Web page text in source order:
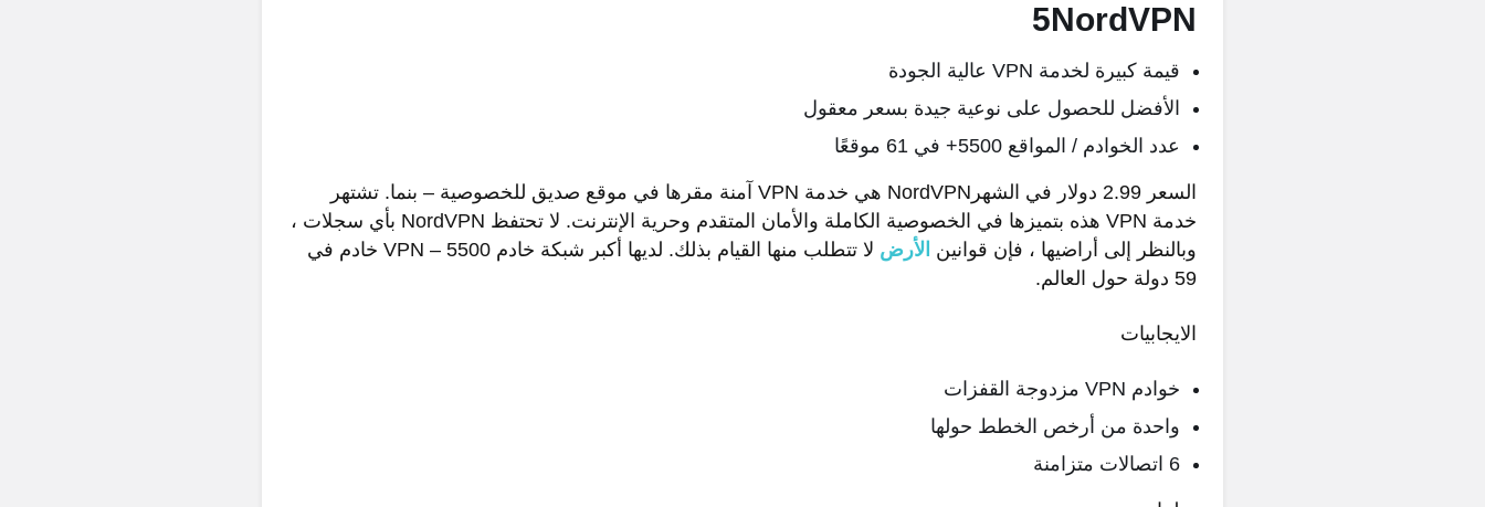
5NordVPN
قيمة كبيرة لخدمة VPN عالية الجودة
الأفضل للحصول على نوعية جيدة بسعر معقول
عدد الخوادم / المواقع 5500+ في 61 موقعًا
السعر 2.99 دولار في الشهرNordVPN هي خدمة VPN آمنة مقرها في موقع صديق للخصوصية – بنما. تشتهر
خدمة VPN هذه بتميزها في الخصوصية الكاملة والأمان المتقدم وحرية الإنترنت. لا تحتفظ NordVPN بأي سجلات ،
وبالنظر إلى أراضيها ، فإن قوانين الأرض
لا تتطلب منها القيام بذلك. لديها أكبر شبكة خادم VPN – 5500 خادم في
59 دولة حول العالم.
الايجابيات
خوادم VPN مزدوجة القفزات
واحدة من أرخص الخطط حولها
6 اتصالات متزامنة